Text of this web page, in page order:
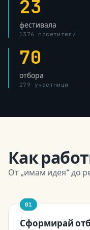
23
фестивала
1376 посетители
70
отбора
279 участници
Как
От „имам идея“ до
01
Сформирай